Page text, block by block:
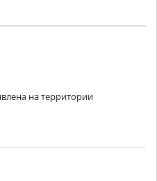
на территории